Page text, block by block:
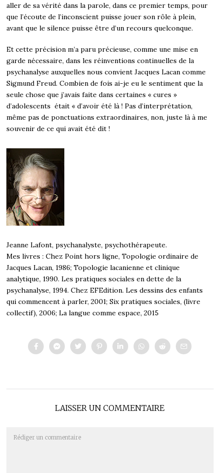
aller de sa vérité dans la parole, dans ce premier temps, pour
que l’écoute de l’inconscient puisse jouer son rôle à plein,
avant que le silence puisse être d’un recours quelconque.
Et cette précision m’a paru précieuse, comme une mise en
garde nécessaire, dans les réinventions continuelles de la
psychanalyse auxquelles nous convient Jacques Lacan comme
Sigmund Freud. Combien de fois ai-je eu le sentiment que la
seule chose que j’avais faite dans certaines « cures »
d’adolescents était « d’avoir été là ! Pas d’interprétation,
même pas de ponctuations extraordinaires, non, juste là à me
souvenir de ce qui avait été dit !
Jeanne Lafont, psychanalyste, psychothérapeute.
Mes livres : Chez Point hors ligne, Topologie ordinaire de
Jacques Lacan, 1986; Topologie lacanienne et clinique
analytique, 1990. Les pratiques sociales en dette de la
psychanalyse, 1994. Chez EFEdition. Les dessins des enfants
qui commencent à parler, 2001; Six pratiques sociales, (livre
collectif), 2006; La langue comme espace, 2015
LAISSER UN COMMENTAIRE